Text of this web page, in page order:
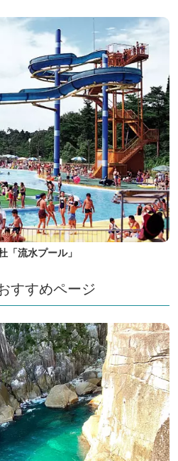
流水プール」
すすめページ